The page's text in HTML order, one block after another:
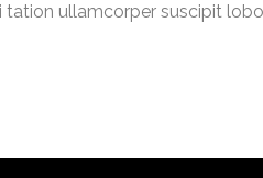
tation ullamcorper suscipit